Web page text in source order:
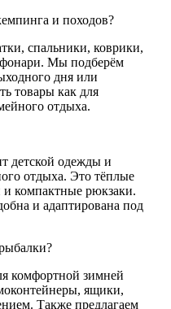
и походов?
спальники, коврики,
фонари. Мы подберём
дня или
товары как для
отдыха.
детской одежды и
отдыха. Это тёплые
компактные рюкзаки.
и адаптирована под
комфортной зимней
ящики,
Также предлагаем